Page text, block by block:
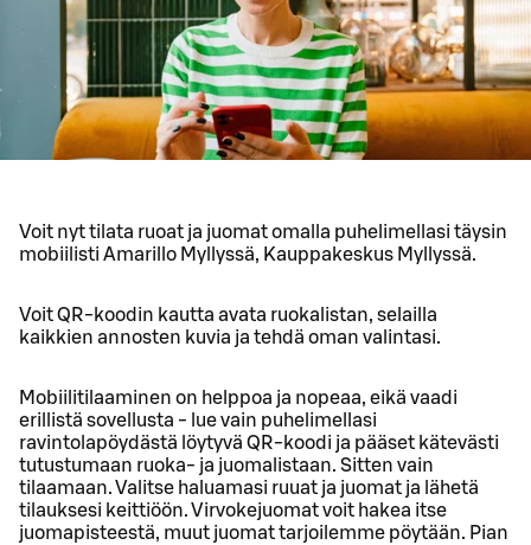
Voit nyt tilata ruoat ja juomat omalla puhelimellasi täysin
mobiilisti Amarillo Myllyssä, Kauppakeskus Myllyssä.
Voit QR-koodin kautta avata ruokalistan, selailla
kaikkien annosten kuvia ja tehdä oman valintasi.
Mobiilitilaaminen on helppoa ja nopeaa, eikä vaadi
erillistä sovellusta - lue vain puhelimellasi
ravintolapöydästä löytyvä QR-koodi ja pääset kätevästi
tutustumaan ruoka- ja juomalistaan. Sitten vain
tilaamaan. Valitse haluamasi ruuat ja juomat ja lähetä
tilauksesi keittiöön. Virvokejuomat voit hakea itse
juomapisteestä, muut juomat tarjoilemme pöytään. Pian